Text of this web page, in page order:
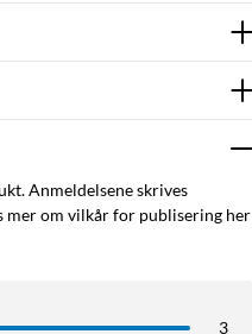
Anmeldelsene skrives
mer om vilkår for publisering her
3